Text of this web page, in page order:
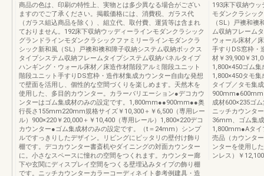
商品の色は、印刷の特性上、実物とは多少異なる場合がござい
ますのでご了承ください。掲載価格には、消費税、ガラス代
（ガラス組込商品を除く）、組立代、取付費、運賃等は含まれ
ておりません。192床下収納ウッディーラインモダンクラシック
グランドラインモダンクラシックファミリーラインモダンクラ
シック新和風（SL）戸襖和襖和障子収納システム収納ボックス
タイプシステム収納フレームタイプシステム収納パネルタイプ
ハンギング・ウォール床材／床造作材階段アルミ階段ユニット
階段ユニット手すりDS窓枠・造作材集成カウンター自由な発想
で壁面を活用し、個性的な空間づくりを楽しめます。天然木を
使用した、多目的カウンター。カラーバリエーション●デコカウ
ンターはゴム集成材のみの設定です。1,800mm●●900mm●●奥
行長さ155mm220mm規格サイズ￥10,300＋￥6,500（専用レー
ル）900×220￥20,000＋￥10,400（専用レール）1,800×220デコ
カウンター●ゴム集成材のみの設定です。（t＝24mm）シンプ
ルですっきりしたデザイン。リビングにピッタリの壁付け飾り
棚です。デコカウンター書斎机やダイニングの対面カウンター
に。小さなスペースに憧れの空間をつくれます。カウンター廊
下や玄関にディスプレイ空間をつくる壁埋込みタイプの飾り棚
です。ニッチカウンターカラーコーディネイト参考例建具・造
193床下収納ウ
モダンクラシッ
（SL）戸襖和襖
ム収納フレーム
ウォール床材／
手すりDS窓枠・
材￥39,900￥
1,800×450ゴム
1,800×450タモ
タイプ／タモ集
成材600×235ゴ
ニッチカウンタ
36mm、ゴム集
1,800mm●Aタ
売品（カウンタ
ンターを使用し
ンレス）￥